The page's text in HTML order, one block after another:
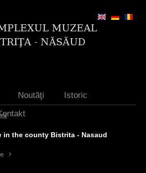
Noutăţi
Istoric
in the county Bistrita - Nasaud